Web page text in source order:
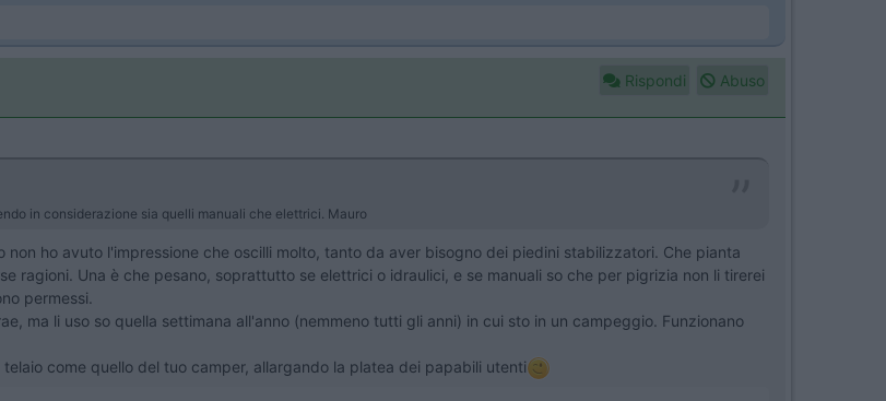
Rispondi Abuso
in considerazione sia quelli manuali che elettrici. Mauro
ho avuto l'impressione che oscilli molto, tanto da aver bisogno dei piedini stabilizzatori. Che pianta
ragioni. Una è che pesano, soprattutto se elettrici o idraulici, e se manuali so che per pigrizia non li tirerei
permessi.
ma li uso so quella settimana all'anno (nemmeno tutti gli anni) in cui sto in un campeggio. Funzionano
come quello del tuo camper, allargando la platea dei papabili utenti